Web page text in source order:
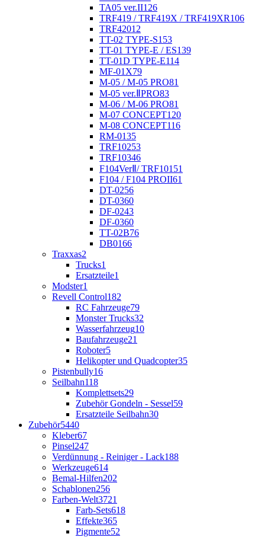
TA05 ver.II126
TRF419 / TRF419X / TRF419XR106
TRF42012
TT-02 TYPE-S153
TT-01 TYPE-E / ES139
TT-01D TYPE-E114
MF-01X79
M-05 / M-05 PRO81
M-05 ver.ⅡPRO83
M-06 / M-06 PRO81
M-07 CONCEPT120
M-08 CONCEPT116
RM-0135
TRF10253
TRF10346
F104VerⅡ/ TRF101 51
F104 / F104 PROII61
DT-0256
DT-0360
DF-0243
DF-0360
TT-02B76
DB0166
Traxxas2
Trucks1
Ersatzteile1
Modster1
Revell Control182
RC Fahrzeuge79
Monster Trucks32
Wasserfahrzeug10
Baufahrzeuge21
Roboter5
Helikopter und Quadcopter35
Pistenbully16
Seilbahn118
Komplettsets29
Zubehör Gondeln - Sessel59
Ersatzteile Seilbahn30
Zubehör5440
Kleber67
Pinsel247
Verdünnung - Reiniger - Lack188
Werkzeuge614
Bemal-Hilfen202
Schablonen256
Farben-Welt3721
Farb-Sets618
Effekte365
Pigmente52